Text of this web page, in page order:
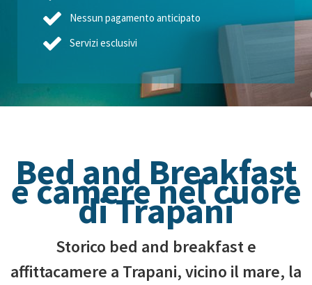
Nessun pagamento anticipato
Servizi esclusivi
Bed and Breakfast
e camere nel cuore
di Trapani
Storico bed and breakfast e
affittacamere a Trapani, vicino il mare, la